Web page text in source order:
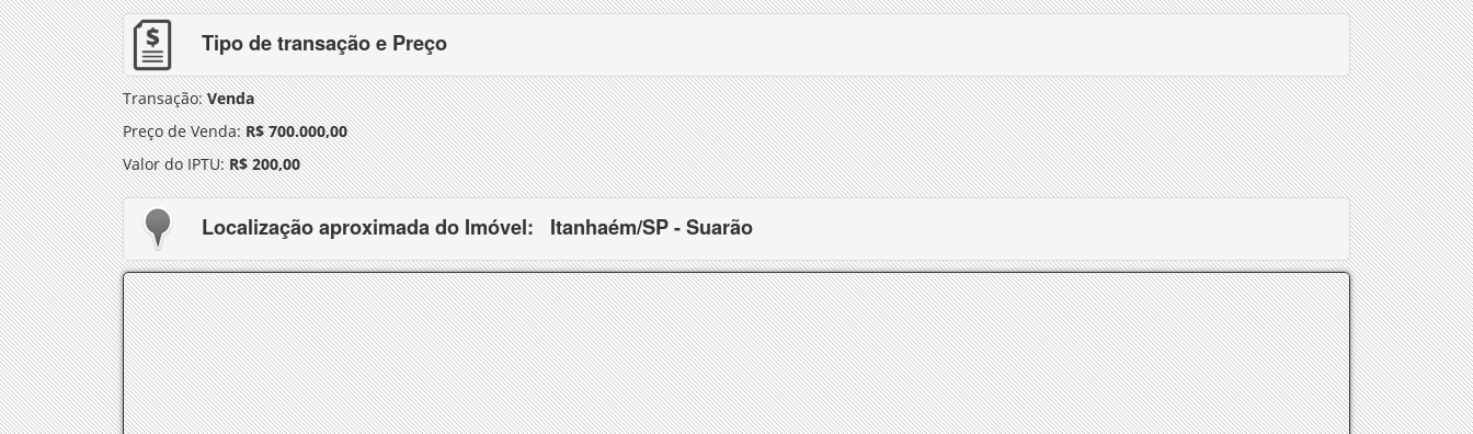
Tipo de transação e Preço
Transação:Venda
Preço de Venda:R$ 700.000,00
Valor do IPTU:R$ 200,00
Localização aproximada do Imóvel: Itanhaém/SP - Suarão